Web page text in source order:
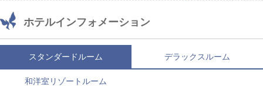
ホテルインフォメーション
スタンダードルーム デラックスルーム
和洋室リゾートルーム